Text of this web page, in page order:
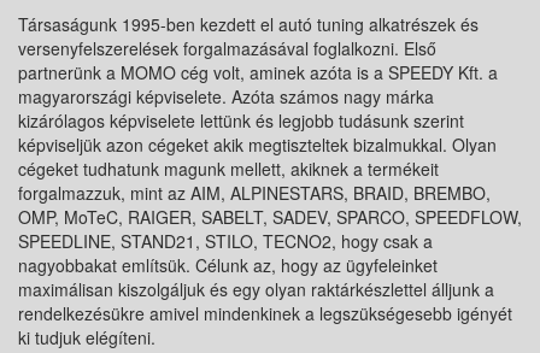
Társaságunk 1995-ben kezdett el autó tuning alkatrészek és
versenyfelszerelések forgalmazásával foglalkozni. Első
partnerünk a MOMO cég volt, aminek azóta is a SPEEDY Kft. a
magyarországi képviselete. Azóta számos nagy márka
kizárólagos képviselete lettünk és legjobb tudásunk szerint
képviseljük azon cégeket akik megtiszteltek bizalmukkal. Olyan
cégeket tudhatunk magunk mellett, akiknek a termékeit
forgalmazzuk, mint az AIM, ALPINESTARS, BRAID, BREMBO,
OMP, MoTeC, RAIGER, SABELT, SADEV, SPARCO, SPEEDFLOW,
SPEEDLINE, STAND21, STILO, TECNO2, hogy csak a
nagyobbakat említsük. Célunk az, hogy az ügyfeleinket
maximálisan kiszolgáljuk és egy olyan raktárkészlettel álljunk a
rendelkezésükre amivel mindenkinek a legszükségesebb igényét
ki tudjuk elégíteni.